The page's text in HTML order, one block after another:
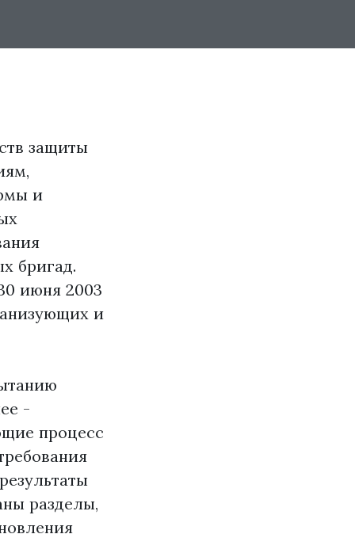
защиты
и
бригад.
июня 2003
и
-
процесс
разделы,